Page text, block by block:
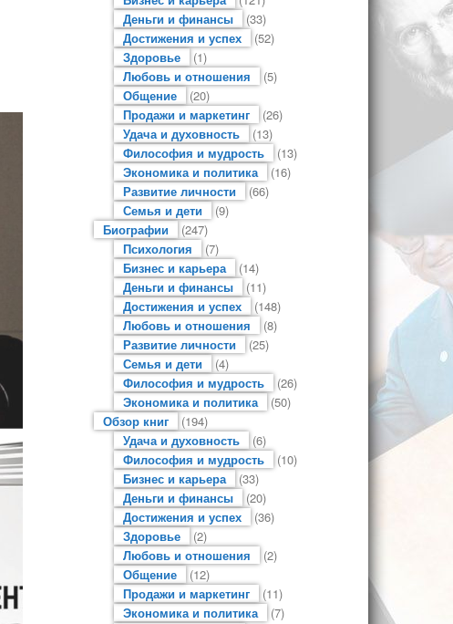
Деньги и финансы
(33)
Достижения и успех
(52)
Здоровье
(1)
Любовь и отношения
(5)
Общение
(20)
Продажи и маркетинг
(26)
Удача и духовность
(13)
Философия и мудрость
(13)
Экономика и политика
(16)
Развитие личности
(66)
Семья и дети
(9)
Биографии
(247)
Психология
(7)
Бизнес и карьера
(14)
Деньги и финансы
(11)
Достижения и успех
(148)
Любовь и отношения
(8)
Развитие личности
(25)
Семья и дети
(4)
Философия и мудрость
(26)
Экономика и политика
(50)
Обзор книг
(194)
Удача и духовность
(6)
Философия и мудрость
(10)
Бизнес и карьера
(33)
Деньги и финансы
(20)
Достижения и успех
(36)
Здоровье
(2)
Любовь и отношения
(2)
Общение
(12)
Продажи и маркетинг
(11)
Экономика и политика
(7)